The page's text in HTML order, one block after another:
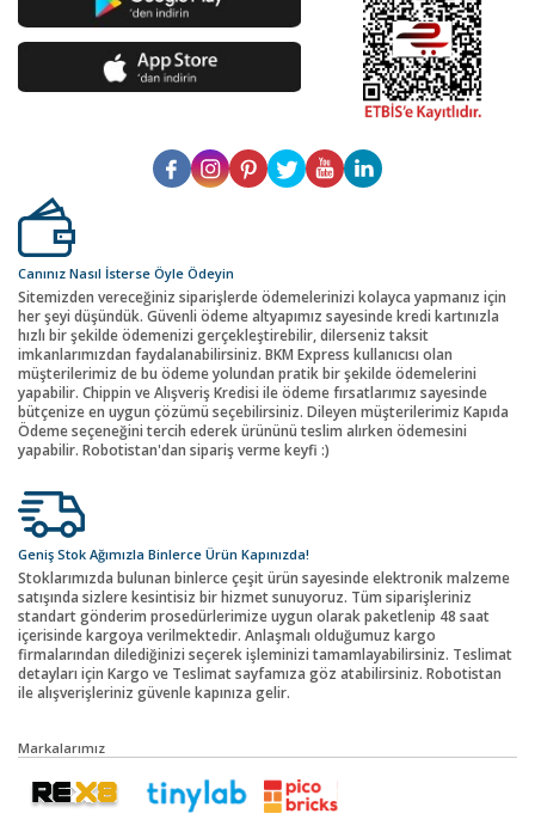
Canınız Nasıl İsterse Öyle Ödeyin
Sitemizden vereceğiniz siparişlerde ödemelerinizi kolayca yapmanız için
her şeyi düşündük. Güvenli ödeme altyapımız sayesinde kredi kartınızla
hızlı bir şekilde ödemenizi gerçekleştirebilir, dilerseniz taksit
imkanlarımızdan faydalanabilirsiniz. BKM Express kullanıcısı olan
müşterilerimiz de bu ödeme yolundan pratik bir şekilde ödemelerini
yapabilir. Chippin ve Alışveriş Kredisi ile ödeme fırsatlarımız sayesinde
bütçenize en uygun çözümü seçebilirsiniz. Dileyen müşterilerimiz Kapıda
Ödeme seçeneğini tercih ederek ürününü teslim alırken ödemesini
yapabilir. Robotistan'dan sipariş verme keyfi :)
Geniş Stok Ağımızla Binlerce Ürün Kapınızda!
Stoklarımızda bulunan binlerce çeşit ürün sayesinde elektronik malzeme
satışında sizlere kesintisiz bir hizmet sunuyoruz. Tüm siparişleriniz
standart gönderim prosedürlerimize uygun olarak paketlenip 48 saat
içerisinde kargoya verilmektedir. Anlaşmalı olduğumuz kargo
firmalarından dilediğinizi seçerek işleminizi tamamlayabilirsiniz. Teslimat
detayları için Kargo ve Teslimat sayfamıza göz atabilirsiniz. Robotistan
ile alışverişleriniz güvenle kapınıza gelir.
Markalarımız